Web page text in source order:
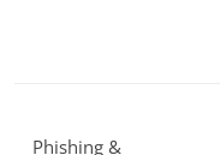
Phishing &